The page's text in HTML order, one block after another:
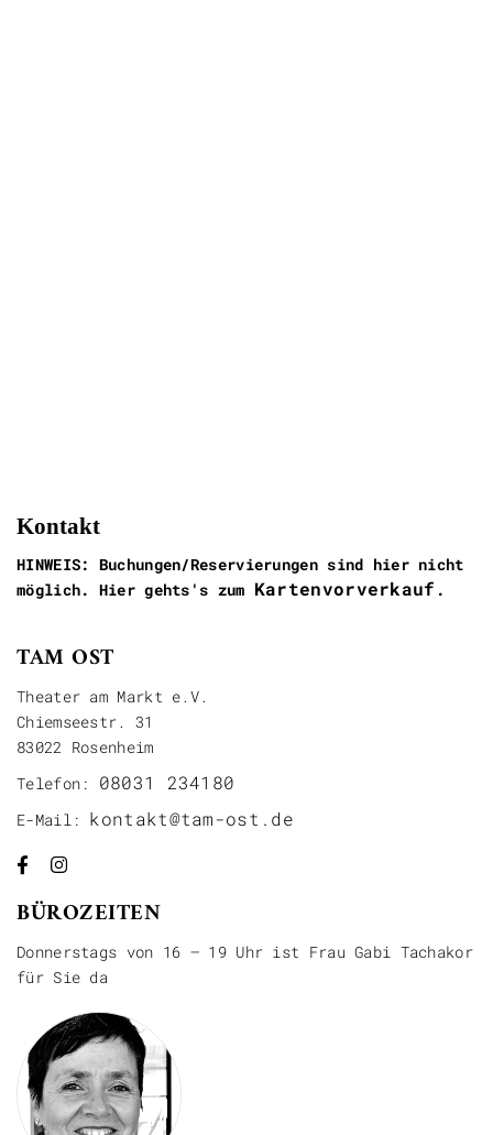
Kontakt
HINWEIS: Buchungen/Reservierungen sind hier nicht
möglich. Hier gehts's zum Kartenvorverkauf .
TAM OST
Theater am Markt e.V.
Chiemseestr. 31
83022 Rosenheim
Telefon: 08031 234180
E-Mail: kontakt@tam-ost.de
 
BÜROZEITEN
Donnerstags von 16 – 19 Uhr ist Frau Gabi Tachakor
für Sie da